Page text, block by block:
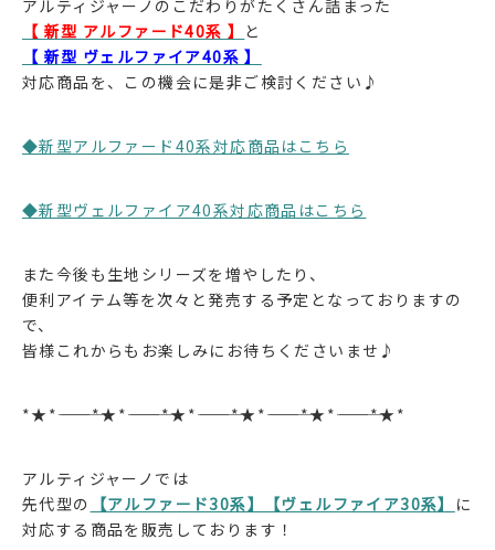
アルティジャーノのこだわりがたくさん詰まった
【 新型 アルファード40系 】 と
【 新型 ヴェルファイア40系 】
対応商品を、この機会に是非ご検討ください♪
◆新型アルファード40系対応商品はこちら
◆新型ヴェルファイア40系対応商品はこちら
また今後も生地シリーズを増やしたり、
便利アイテム等を次々と発売する予定となっておりますの
で、
皆様これからもお楽しみにお待ちくださいませ♪
*★*―――――*★*―――――*★*―――――*★*―――――*★*―――――*★*
アルティジャーノでは
先代型の 【アルファード30系】 【ヴェルファイア30系】
に
対応する商品を販売しております！